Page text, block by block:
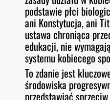
podstawie płci
ani Konstytucja, ani
ustawa chroniąca
edukacji, nie
systemu kobiecego
To zdanie jest
środowiska
przedstawiać